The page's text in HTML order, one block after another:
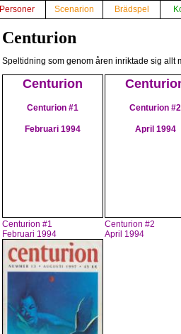
Personer Scenarion Brädspel
Centurion
Speltidning som genom åren inriktade sig allt
Centurion
Centurion #1
Februari 1994
Centurion #1
Februari 1994
Centurion #2
April 1994
Centurion #2
April 1994